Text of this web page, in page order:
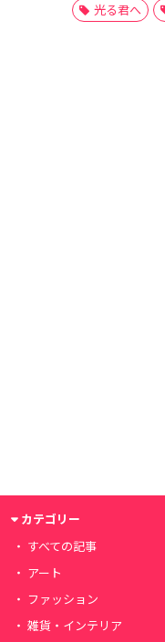
光る君へ
カテゴリー
すべての記事
アート
ファッション
雑貨・インテリア